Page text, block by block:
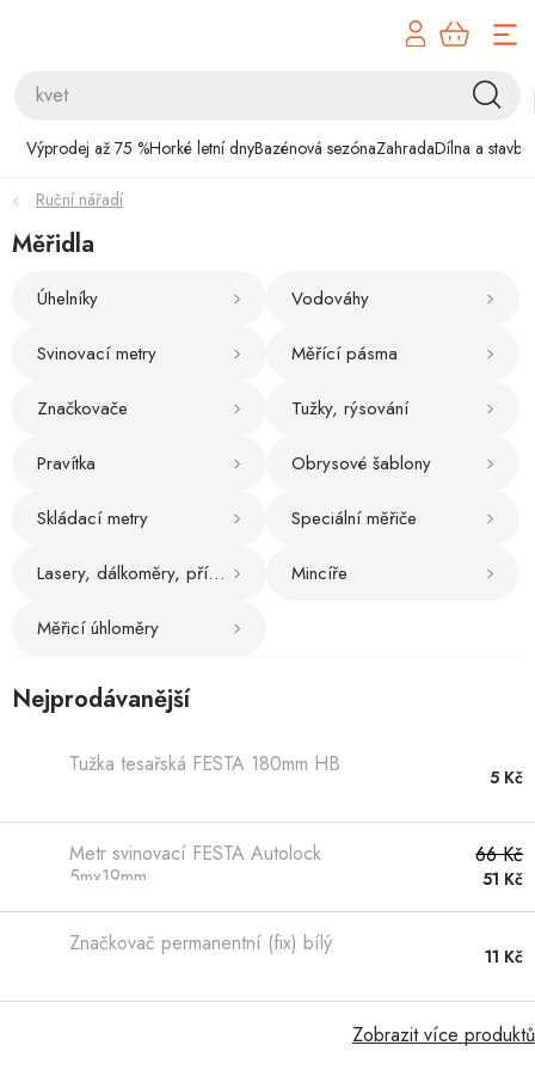
Výprodej až 75 %Horké letní dnyBazénová sezónaZahradaDílna a stavba
Výprodej až 75 %
Horké letní dny
Bazénová sezóna
Zahrada
Dílna a stavba
Domácnost
Chovatelské potřeby
Půjčovna Kontaktuje nás
Obchodní podmínky
Vrácení a reklamace
Obchodní podmínky pro podnikatele
Způsob doručení a platby
Zásady používání cookies
O nás Blog
Ruční nářadí
Měřidla
Úhelníky Vodováhy
Svinovací metry Měřící pásma
Značkovače Tužky, rýsování
Pravítka Obrysové šablony
Skládací metry Speciální měřiče
Lasery, dálkoměry, příslušenství Mincíře
Měřicí úhloměry
Nejprodávanější
Tužka tesařská FESTA 180mm HB 5 Kč
Metr svinovací FESTA Autolock
5mx19mm
66 Kč
51 Kč
Značkovač permanentní (fix) bílý 11 Kč
Zobrazit více produktů